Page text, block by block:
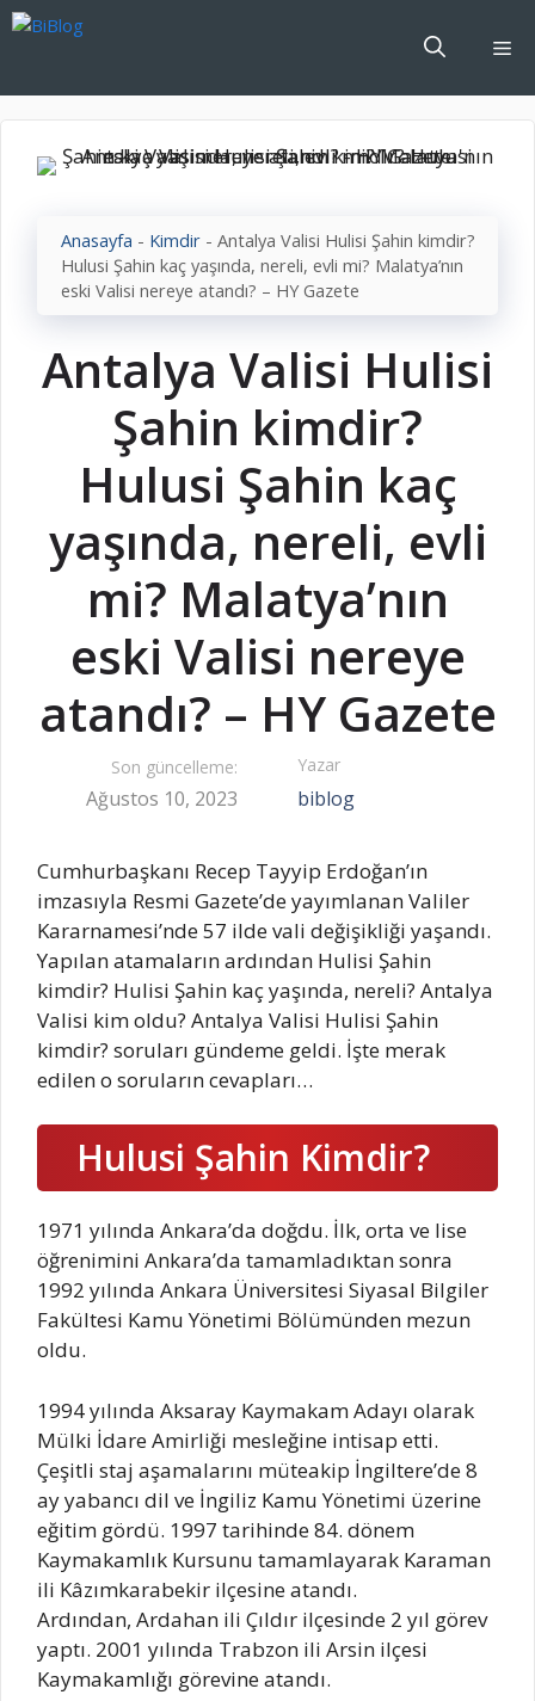
İçeriğe
Anasayfa - Kimdir - Antalya Valisi Hulisi Şahin kimdir?
Hulusi Şahin kaç yaşında, nereli, evli mi? Malatya’nın
eski Valisi nereye atandı? – HY Gazete
Antalya Valisi Hulisi
Şahin kimdir?
Hulusi Şahin kaç
yaşında, nereli, evli
mi? Malatya’nın
eski Valisi nereye
atandı? – HY Gazete
Son güncelleme:
Ağustos 10, 2023
Yazar
biblog
Cumhurbaşkanı Recep Tayyip Erdoğan’ın
imzasıyla Resmi Gazete’de yayımlanan Valiler
Kararnamesi’nde 57 ilde vali değişikliği yaşandı.
Yapılan atamaların ardından Hulisi Şahin
kimdir? Hulisi Şahin kaç yaşında, nereli? Antalya
Valisi kim oldu? Antalya Valisi Hulisi Şahin
kimdir? soruları gündeme geldi. İşte merak
edilen o soruların cevapları…
Hulusi Şahin Kimdir?
1971 yılında Ankara’da doğdu. İlk, orta ve lise
öğrenimini Ankara’da tamamladıktan sonra
1992 yılında Ankara Üniversitesi Siyasal Bilgiler
Fakültesi Kamu Yönetimi Bölümünden mezun
oldu.
1994 yılında Aksaray Kaymakam Adayı olarak
Mülki İdare Amirliği mesleğine intisap etti.
Çeşitli staj aşamalarını müteakip İngiltere’de 8
ay yabancı dil ve İngiliz Kamu Yönetimi üzerine
eğitim gördü. 1997 tarihinde 84. dönem
Kaymakamlık Kursunu tamamlayarak Karaman
ili Kâzımkarabekir ilçesine atandı.
Ardından, Ardahan ili Çıldır ilçesinde 2 yıl görev
yaptı. 2001 yılında Trabzon ili Arsin ilçesi
Kaymakamlığı görevine atandı.